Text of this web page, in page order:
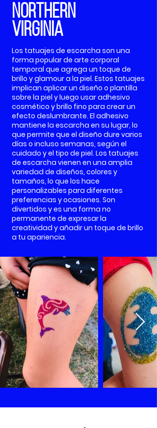
Northern
Virginia
Los tatuajes de escarcha son una
forma popular de arte corporal
temporal que agrega un toque de
brillo y glamour a la piel. Estos tatuajes
implican aplicar un diseño o plantilla
sobre la piel y luego usar adhesivo
cosmético y brillo fino para crear un
efecto deslumbrante. El adhesivo
mantiene la escarcha en su lugar, lo
que permite que el diseño dure varios
días o incluso semanas, según el
cuidado y el tipo de piel. Los tatuajes
de escarcha vienen en una amplia
variedad de diseños, colores y
tamaños, lo que los hace
personalizables para diferentes
preferencias y ocasiones. Son
divertidos y es una forma no
permanente de expresar la
creatividad y añadir un toque de brillo
a tu apariencia.